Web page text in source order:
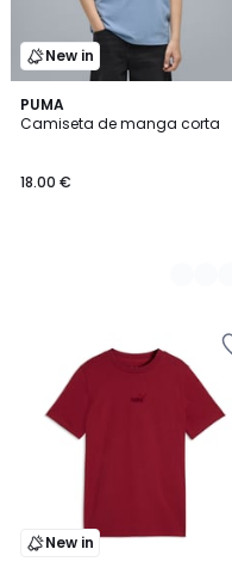
New in
PUMA
Camiseta de manga corta
18.00 €
4
Colores
New in